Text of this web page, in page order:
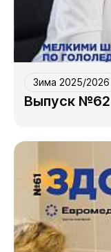
Зима 2025/2026
Выпуск №62